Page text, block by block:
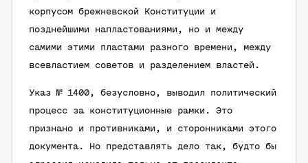
корпусом брежневской Конституции и
позднейшими напластованиями, но и между
самими этими пластами разного времени, между
всевластием советов и разделением властей.
Указ № 1400, безусловно, выводил политический
процесс за конституционные рамки. Это
признано и противниками, и сторонниками этого
документа. Но представлять дело так, будто бы